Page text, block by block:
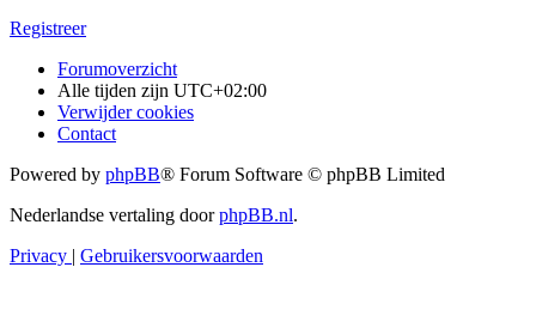
Registreer
Forumoverzicht
Alle tijden zijn UTC+02:00
Verwijder cookies
Contact
Powered by phpBB® Forum Software © phpBB Limited
Nederlandse vertaling doorphpBB.nl.
Privacy | Gebruikersvoorwaarden